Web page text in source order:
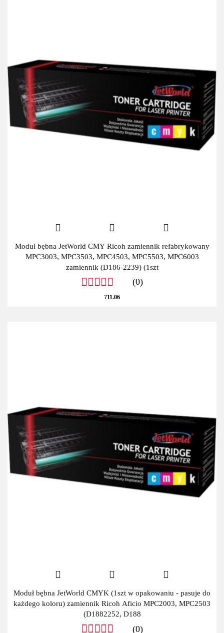
Moduł bębna JetWorld CMY Ricoh zamiennik refabrykowany
MPC3003, MPC3503, MPC4503, MPC5503, MPC6003
zamiennik (D186-2239) (1szt
(0)
711.06
Moduł bębna JetWorld CMYK (1szt w opakowaniu - pasuje do
każdego koloru) zamiennik Ricoh Aficio MPC2003, MPC2503
(D1882252, D188
(0)